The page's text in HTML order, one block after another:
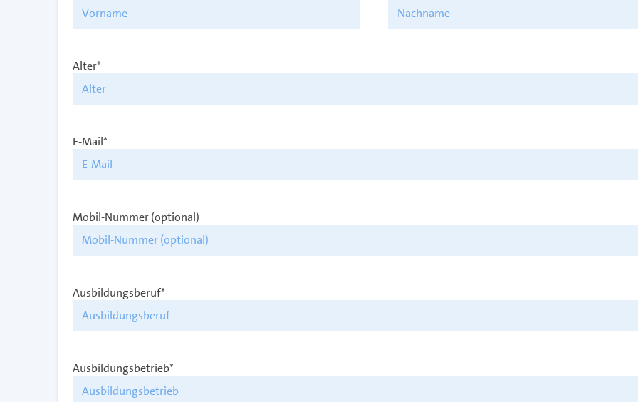
Alter*
E-Mail*
Mobil-Nummer (optional)
Ausbildungsberuf*
Ausbildungsbetrieb*